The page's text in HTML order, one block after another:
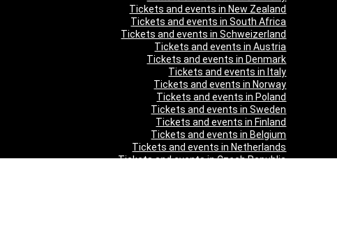
Tickets and events in New Zealand
Tickets and events in South Africa
Tickets and events in Schweizerland
Tickets and events in Austria
Tickets and events in Denmark
Tickets and events in Italy
Tickets and events in Norway
Tickets and events in Poland
Tickets and events in Sweden
Tickets and events in Finland
Tickets and events in Belgium
Tickets and events in Netherlands
Tickets and events in Czech Republic